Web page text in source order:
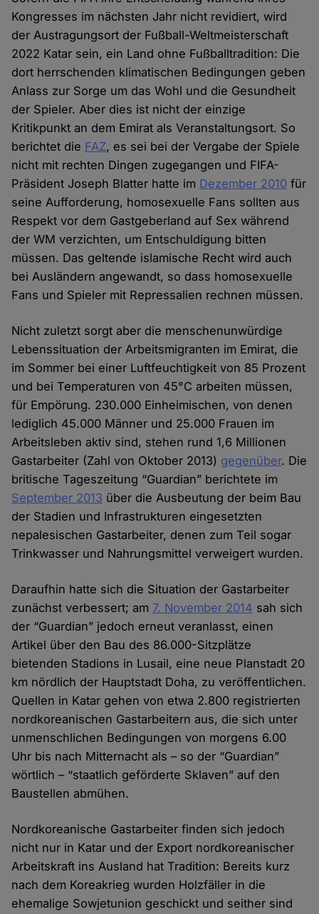
Kongresses im nächsten Jahr nicht revidiert, wird
der Austragungsort der Fußball-Weltmeisterschaft
2022 Katar sein, ein Land ohne Fußballtradition: Die
dort herrschenden klimatischen Bedingungen geben
Anlass zur Sorge um das Wohl und die Gesundheit
der Spieler. Aber dies ist nicht der einzige
Kritikpunkt an dem Emirat als Veranstaltungsort. So
berichtet die FAZ, es sei bei der Vergabe der Spiele
nicht mit rechten Dingen zugegangen und FIFA-
Präsident Joseph Blatter hatte im Dezember 2010 für
seine Aufforderung, homosexuelle Fans sollten aus
Respekt vor dem Gastgeberland auf Sex während
der WM verzichten, um Entschuldigung bitten
müssen. Das geltende islamische Recht wird auch
bei Ausländern angewandt, so dass homosexuelle
Fans und Spieler mit Repressalien rechnen müssen.
Nicht zuletzt sorgt aber die menschenunwürdige
Lebenssituation der Arbeitsmigranten im Emirat, die
im Sommer bei einer Luftfeuchtigkeit von 85 Prozent
und bei Temperaturen von 45°C arbeiten müssen,
für Empörung. 230.000 Einheimischen, von denen
lediglich 45.000 Männer und 25.000 Frauen im
Arbeitsleben aktiv sind, stehen rund 1,6 Millionen
Gastarbeiter (Zahl von Oktober 2013) gegenüber. Die
britische Tageszeitung “Guardian” berichtete im
September 2013 über die Ausbeutung der beim Bau
der Stadien und Infrastrukturen eingesetzten
nepalesischen Gastarbeiter, denen zum Teil sogar
Trinkwasser und Nahrungsmittel verweigert wurden.
Daraufhin hatte sich die Situation der Gastarbeiter
zunächst verbessert; am 7. November 2014 sah sich
der “Guardian” jedoch erneut veranlasst, einen
Artikel über den Bau des 86.000-Sitzplätze
bietenden Stadions in Lusail, eine neue Planstadt 20
km nördlich der Hauptstadt Doha, zu veröffentlichen.
Quellen in Katar gehen von etwa 2.800 registrierten
nordkoreanischen Gastarbeitern aus, die sich unter
unmenschlichen Bedingungen von morgens 6.00
Uhr bis nach Mitternacht als – so der “Guardian”
wörtlich – “staatlich geförderte Sklaven” auf den
Baustellen abmühen.
Nordkoreanische Gastarbeiter finden sich jedoch
nicht nur in Katar und der Export nordkoreanischer
Arbeitskraft ins Ausland hat Tradition: Bereits kurz
nach dem Koreakrieg wurden Holzfäller in die
ehemalige Sowjetunion geschickt und seither sind